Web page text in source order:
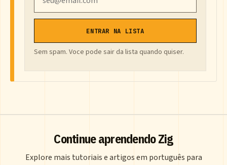
ENTRAR NA LISTA
Sem spam. Voce pode sair da lista quando quiser.
Continue aprendendo Zig
Explore mais tutoriais e artigos em português para